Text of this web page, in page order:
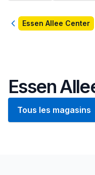
RetourEssen Allee Center
Essen
Tous les magasins